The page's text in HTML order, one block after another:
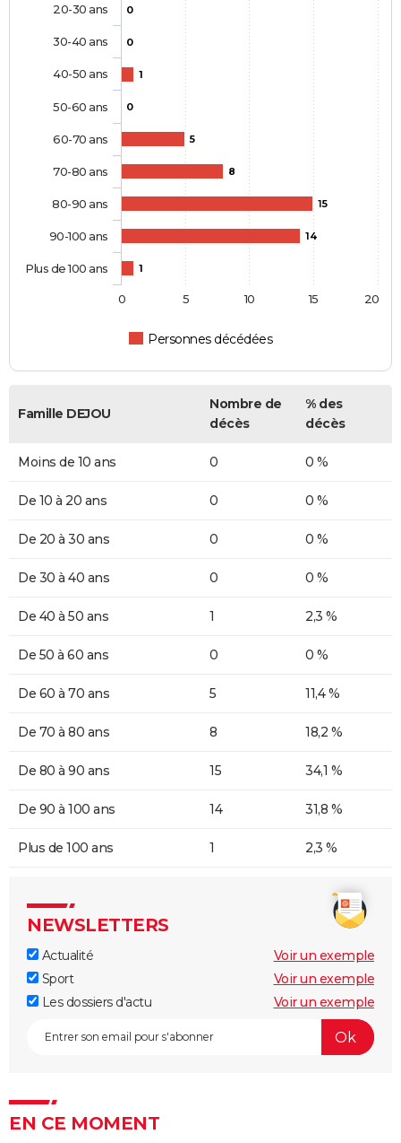
0
0
1
0
5
8
15
14
1
Personnes décédées
20-30 ans
30-40 ans
40-50 ans
50-60 ans
60-70 ans
70-80 ans
80-90 ans
90-100 ans
Plus de 100 ans
0 5 10 15 20
Famille DEJOU
Nombre de
décès
% des
décès
Moins de 10 ans 0 0 %
De 10 à 20 ans 0 0 %
De 20 à 30 ans 0 0 %
De 30 à 40 ans 0 0 %
De 40 à 50 ans 1 2,3 %
De 50 à 60 ans 0 0 %
De 60 à 70 ans 5 11,4 %
De 70 à 80 ans 8 18,2 %
De 80 à 90 ans 15 34,1 %
De 90 à 100 ans 14 31,8 %
Plus de 100 ans 1 2,3 %
NEWSLETTERS
Actualité
Voir un exemple
Sport
Voir un exemple
Les dossiers d'actu
Voir un exemple
EN CE MOMENT